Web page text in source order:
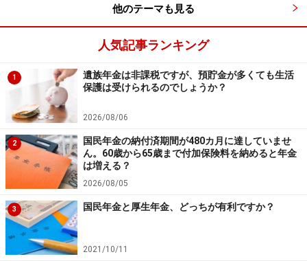
他のテーマも見る
人気記事ランキング
1
遺族年金は非課税ですが、預貯金が多くても生活
保護は受けられるのでしょうか？
2026/08/06
2
国民年金の納付済期間が480カ月に達していませ
ん。60歳から65歳まで付加保険料を納めると年金
は増える？
2026/08/05
3 国民年金と厚生年金、どっちが有利ですか？
2021/10/11